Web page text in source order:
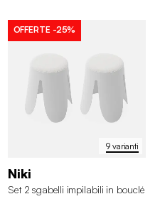
9 varianti
OFFERTE -25%
Niki
Set 2 sgabelli impilabili in bouclé